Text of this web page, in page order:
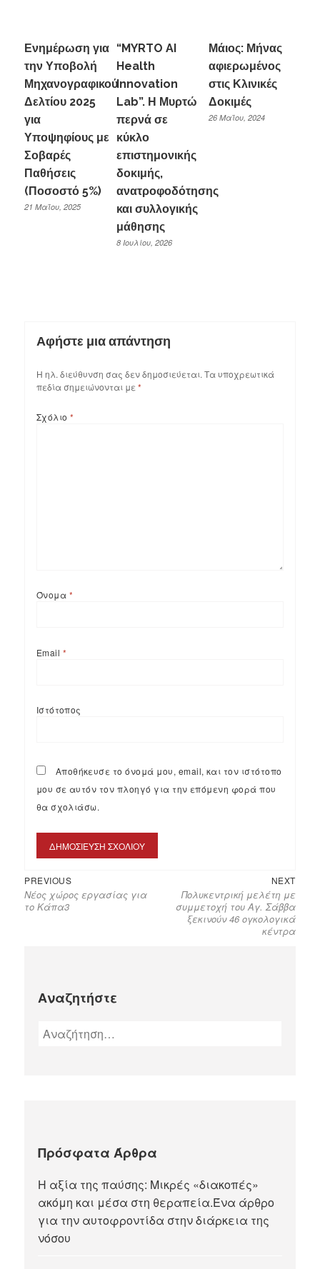
Ενημέρωση για
την Υποβολή
Μηχανογραφικού
Δελτίου 2025
για
Υποψηφίους με
Σοβαρές
Παθήσεις
(Ποσοστό 5%)
21 Μαΐου, 2025
“MYRTO AI
Health
Innovation
Lab”. Η Μυρτώ
περνά σε
κύκλο
επιστημονικής
δοκιμής,
ανατροφοδότησης
και συλλογικής
μάθησης
8 Ιουλίου, 2026
Μάιος: Μήνας
αφιερωμένος
στις Κλινικές
Δοκιμές
26 Μαΐου, 2024
Αφήστε μια απάντηση
Η ηλ. διεύθυνση σας δεν δημοσιεύεται. Τα υποχρεωτικά
πεδία σημειώνονται με *
Σχόλιο *
Όνομα *
Email *
Ιστότοπος
Αποθήκευσε το όνομά μου, email, και τον ιστότοπο
μου σε αυτόν τον πλοηγό για την επόμενη φορά που
θα σχολιάσω.
PREVIOUS
Nέος χώρος εργασίας για
το Κάπα3
NEXT
Πολυκεντρική μελέτη με
συμμετοχή του Αγ. Σάββα
ξεκινούν 46 ογκολογικά
κέντρα
Αναζητήστε
Πρόσφατα Άρθρα
Η αξία της παύσης: Μικρές «διακοπές»
ακόμη και μέσα στη θεραπεία.Ένα άρθρο
για την αυτοφροντίδα στην διάρκεια της
νόσου